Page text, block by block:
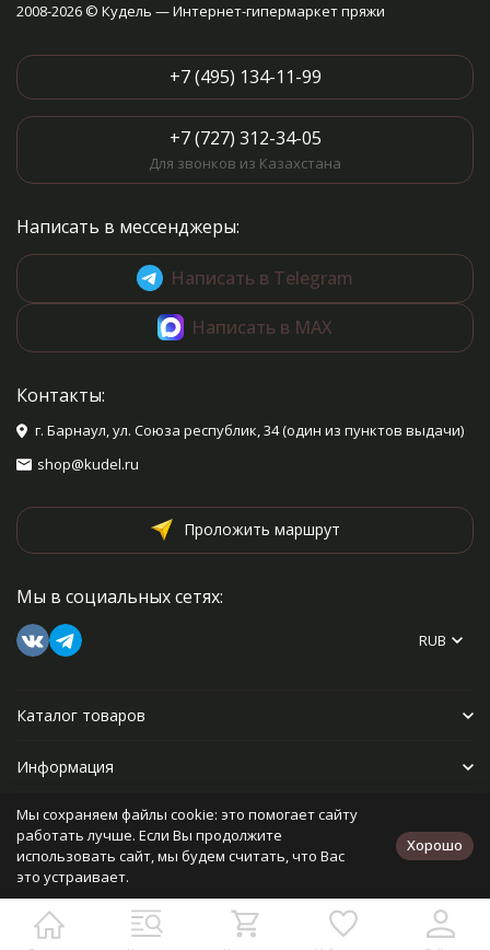
2008-2026 © Кудель — Интернет-гипермаркет пряжи
+7 (495) 134-11-99
+7 (727) 312-34-05
Для звонков из Казахстана
Написать в мессенджеры:
Написать в Telegram
Написать в MAX
Контакты:
г. Барнаул, ул. Союза республик, 34 (один из пунктов выдачи)
shop@kudel.ru
Проложить маршрут
Мы в социальных сетях:
RUB
Каталог товаров
Информация
Прочее
Политика персональных данных
Разработано в
bodysite.ru
Мы сохраняем файлы cookie: это помогает сайту
работать лучше. Если Вы продолжите
использовать сайт, мы будем считать, что Вас
это устраивает.
Хорошо